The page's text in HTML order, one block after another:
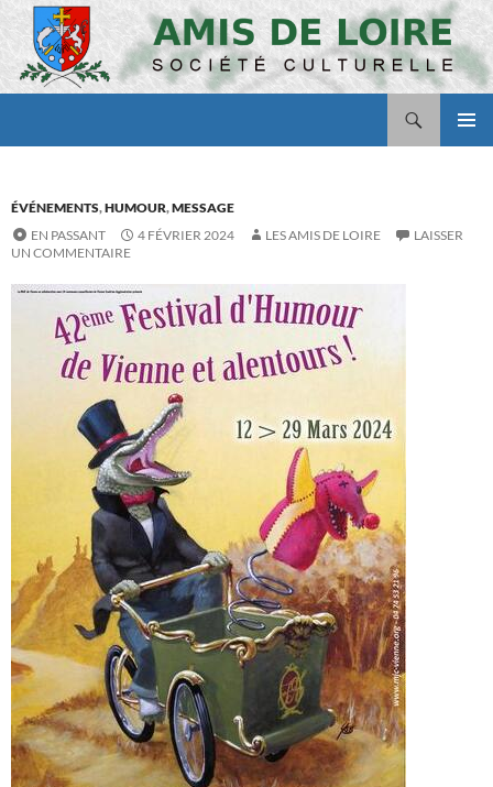
Aller
contenu
ÉVÉNEMENTS,HUMOUR,MESSAGE
EN PASSANT
4 FÉVRIER 2024 LES AMIS DE LOIRE
LAISSER
UN COMMENTAIRE